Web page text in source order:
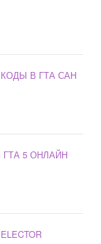
В ГТА САН
5 ОНЛАЙН